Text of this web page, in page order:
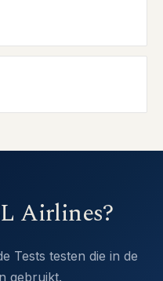
Airlines?
Tests testen die in de
gebruikt.